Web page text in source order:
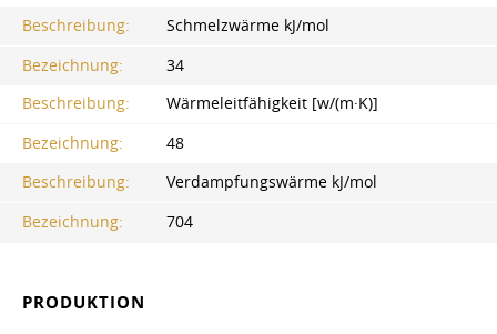
Beschreibung:
Schmelzwärme kJ/mol
Bezeichnung:
34
Beschreibung:
Wärmeleitfähigkeit [w/(m·K)]
Bezeichnung:
48
Beschreibung:
Verdampfungswärme kJ/mol
Bezeichnung:
704
PRODUKTION